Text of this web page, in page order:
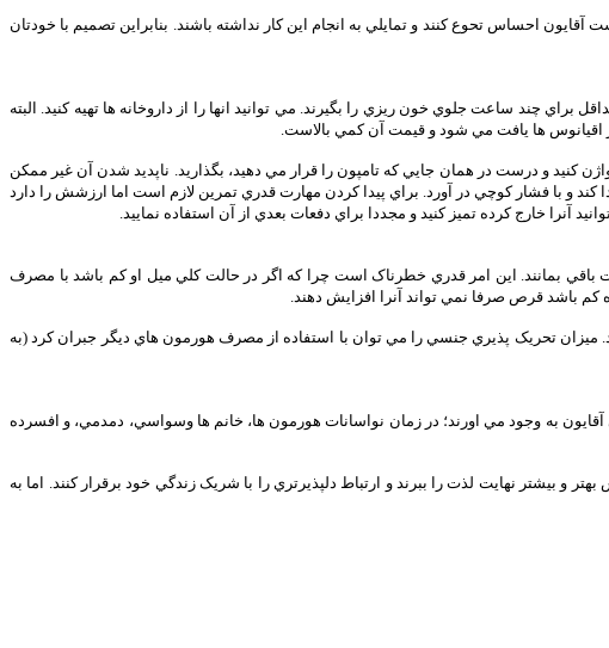
احساس تحوع کنند و تمايلي به انجام اين کار نداشته باشند. بنابراين تصميم با خودتان
چند ساعت جلوي خون ريزي را بگيرند. مي توانيد انها را از داروخانه ها تهيه کنيد. البته
اقيانوس ها يافت مي شود و قيمت آن کمي بالاست.
کنيد و درست در همان جايي که تامپون را قرار مي دهيد، بگذاريد. ناپديد شدن آن غير ممکن
و با فشار کوچي در آورد. براي پيدا کردن مهارت قدري تمرين لازم است اما ارزشش را دارد
آنرا خارج کرده تميز کنيد و مجددا براي دفعات بعدي از آن استفاده نماييد.
بمانند. اين امر قدري خطرناک است چرا که اگر در حالت کلي ميل او کم باشد با مصرف
باشد قرص صرفا نمي تواند آنرا افزايش دهند.
تحريک پذيري جنسي را مي توان با استفاده از مصرف هورمون هاي ديگر جبران کرد (به
به وجود مي اورند؛ در زمان نواسانات هورمون ها، خانم ها وسواسي، دمدمي، و افسرده
بيشتر نهايت لذت را ببرند و ارتباط دلپذيرتري را با شريک زندگي خود برقرار کنند. اما به